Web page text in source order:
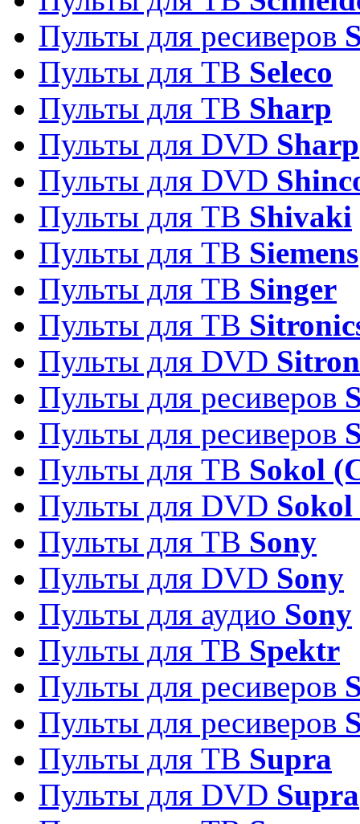
Пульты для ресиверов
Пульты для ТВ Seleco
Пульты для ТВ Sharp
Пульты для DVD Sharp
Пульты для DVD
Пульты для ТВ Shivaki
Пульты для ТВ Siemens
Пульты для ТВ Singer
Пульты для ТВ
Пульты для DVD
Пульты для ресиверов
Пульты для ресиверов
Пульты для ТВ Sokol
Пульты для DVD
Пульты для ТВ Sony
Пульты для DVD Sony
Пульты для аудио Sony
Пульты для ТВ Spektr
Пульты для ресиверов
Пульты для ресиверов
Пульты для ТВ Supra
Пульты для DVD Supra